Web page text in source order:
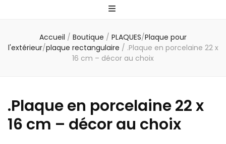
Accueil / Boutique / PLAQUES/Plaque pour
l'extérieur/plaque rectangulaire / .Plaque en porcelaine 22 x
16 cm – décor au choix
.Plaque en porcelaine 22 x
16 cm – décor au choix